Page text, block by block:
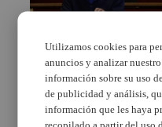
Ribó: «no pot ser que
no estiguem bé per a
passar de fase en la
desescalada, però sí
que ho estiguèrem
Utilizamos cookies para
anuncios y analizar
información sobre su uso
de publicidad y análisis,
información que les haya
recopilado a partir del uso